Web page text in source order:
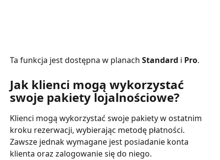
Ta funkcja jest dostępna w planach Standard i Pro.
Jak klienci mogą wykorzystać
swoje pakiety lojalnościowe?
Klienci mogą wykorzystać swoje pakiety w ostatnim
kroku rezerwacji, wybierając metodę płatności.
Zawsze jednak wymagane jest posiadanie konta
klienta oraz zalogowanie się do niego.